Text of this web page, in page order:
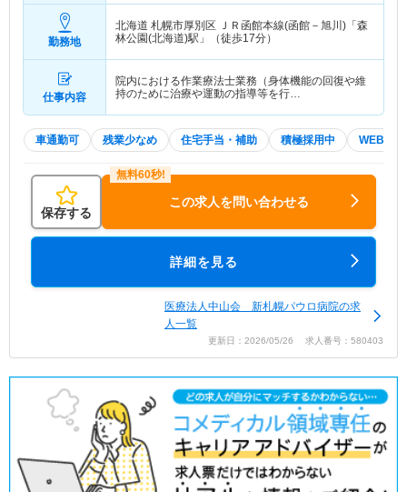
勤務地
北海道 札幌市厚別区
ＪＲ函館本線(函館－旭川)「森
林公園(北海道)駅」（徒歩17分）
仕事内容
院内における作業療法士業務（身体機能の回復や維
持のために治療や運動の指導等を行…
車通勤可 残業少なめ 住宅手当・補助 積極採用中 WEB面
保存する
この求人を問い合わせる
詳細を見る
医療法人中山会 新札幌パウロ病院の求
人一覧
更新日：2026/05/26 求人番号：580403